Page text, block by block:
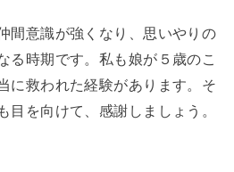
間意識が強くなり、思いやりの
る時期です。私も娘が５歳のこ
に救われた経験があります。そ
目を向けて、感謝しましょう。